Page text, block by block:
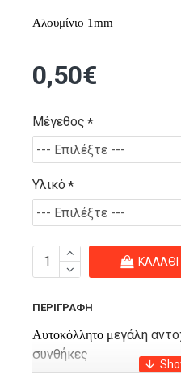
Αλουμίνιο 1mm
0,50€
Μέγεθος
Υλικό
ΚΑΛΆΘΙ
ΠΕΡΙΓΡΑΦΉ
Αυτοκόλλητο μεγάλη
συνθήκες